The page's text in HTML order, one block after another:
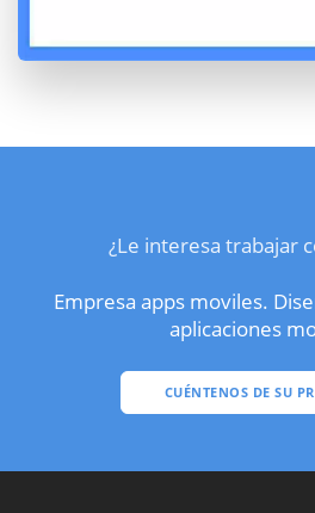
¿Le interesa trabajar
Empresa apps moviles.
aplicaciones
CUÉNTENOS DE SU